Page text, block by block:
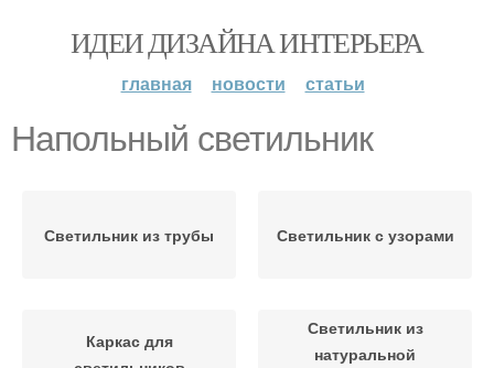
ИДЕИ ДИЗАЙНА ИНТЕРЬЕРА
главная новости статьи
Напольный светильник
Светильник из трубы Светильник с узорами
Каркас для
Светильник из
натуральной